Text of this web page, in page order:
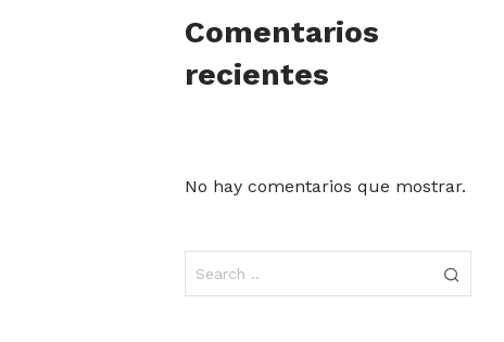
Comentarios
recientes
No hay comentarios que mostrar.